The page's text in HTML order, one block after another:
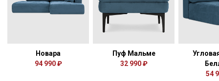
Новара
94 990 ₽
Пуф Мальме
32 990 ₽
54